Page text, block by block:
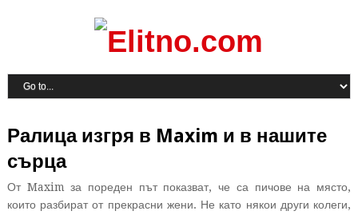
Ралица изгря в Maxim и в нашите
сърца
От Maxim за пореден път показват, че са пичове на място,
които разбират от прекрасни жени. Не като някои други колеги,